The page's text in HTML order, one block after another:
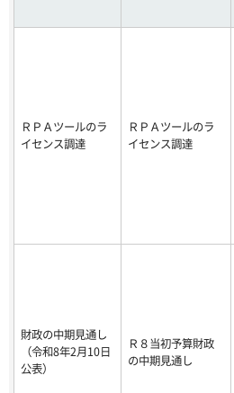
ＲＰＡツールのラ
イセンス調達
ＲＰＡツールのラ
イセンス調達
財政の中期見通し
（令和8年2月10日
公表）
Ｒ８当初予算財政
の中期見通し